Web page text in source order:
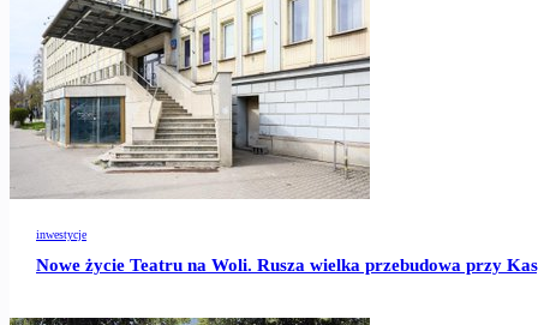
inwestycje
Nowe życie Teatru na Woli. Rusza wielka przebudowa przy